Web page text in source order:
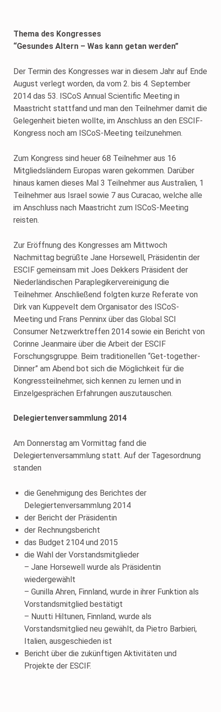
Thema des Kongresses
“Gesundes Altern – Was kann getan werden”
Der Termin des Kongresses war in diesem Jahr auf Ende
August verlegt worden, da vom 2. bis 4. September
2014 das 53. ISCoS Annual Scientific Meeting in
Maastricht stattfand und man den Teilnehmer damit die
Gelegenheit bieten wollte, im Anschluss an den ESCIF-
Kongress noch am ISCoS-Meeting teilzunehmen.
Zum Kongress sind heuer 68 Teilnehmer aus 16
Mitgliedsländern Europas waren gekommen. Darüber
hinaus kamen dieses Mal 3 Teilnehmer aus Australien, 1
Teilnehmer aus Israel sowie 7 aus Curacao, welche alle
im Anschluss nach Maastricht zum ISCoS-Meeting
reisten.
Zur Eröffnung des Kongresses am Mittwoch
Nachmittag begrüßte Jane Horsewell, Präsidentin der
ESCIF gemeinsam mit Joes Dekkers Präsident der
Niederländischen Paraplegikervereinigung die
Teilnehmer. Anschließend folgten kurze Referate von
Dirk van Kuppevelt dem Organisator des ISCoS-
Meeting und Frans Penninx über das Global SCI
Consumer Netzwerktreffen 2014 sowie ein Bericht von
Corinne Jeanmaire über die Arbeit der ESCIF
Forschungsgruppe. Beim traditionellen “Get-together-
Dinner” am Abend bot sich die Möglichkeit für die
Kongressteilnehmer, sich kennen zu lernen und in
Einzelgesprächen Erfahrungen auszutauschen.
Delegiertenversammlung 2014
Am Donnerstag am Vormittag fand die
Delegiertenversammlung statt. Auf der Tagesordnung
standen
die Genehmigung des Berichtes der
Delegiertenversammlung 2014
der Bericht der Präsidentin
der Rechnungsbericht
das Budget 2104 und 2015
die Wahl der Vorstandsmitglieder
– Jane Horsewell wurde als Präsidentin
wiedergewählt
– Gunilla Ahren, Finnland, wurde in ihrer Funktion als
Vorstandsmitglied bestätigt
– Nuutti Hiltunen, Finnland, wurde als
Vorstandsmitglied neu gewählt, da Pietro Barbieri,
Italien, ausgeschieden ist
Bericht über die zukünftigen Aktivitäten und
Projekte der ESCIF.